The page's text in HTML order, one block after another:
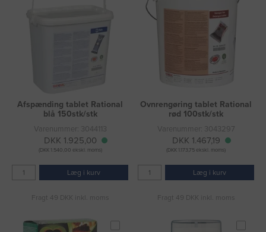
Afspænding tablet Rational
blå 150stk/stk
Varenummer: 3044113
DKK 1.925,00
(DKK 1.540,00 ekskl. moms)
Læg i kurv
Fragt 49 DKK inkl. moms
Ovnrengøring tablet Rational
rød 100stk/stk
Varenummer: 3043297
DKK 1.467,19
(DKK 1.173,75 ekskl. moms)
Læg i kurv
Fragt 49 DKK inkl. moms